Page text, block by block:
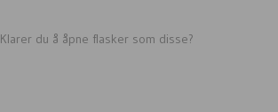
Klarer du å åpne flasker som disse?